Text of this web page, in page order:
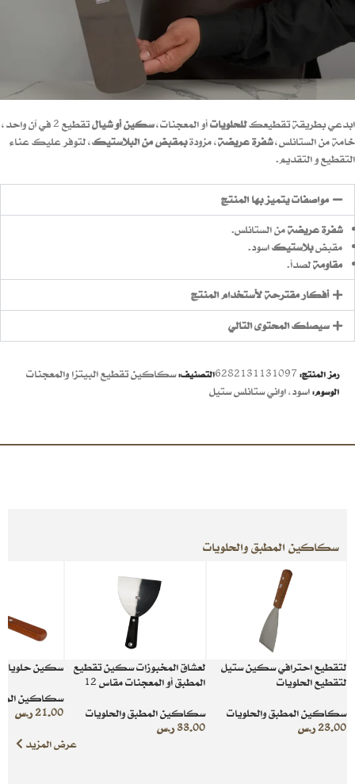
ابدعي بطريقة تقطيعكللحلوياتأو المعجنات،سكين أو شيال
تقطيع 2 في آن واحد،
خامة من الستانلس،شفرة عريضة، مزودةبمقبض من البلاستيك، لتوفر عليك عناء
التقطيع و التقديم.
مواصفات يتميز بها المنتج
شفرة عريضةمن الستانلس.
مقبضبلاستيكاسود.
مقاومةلصدأ.
أفكار مقترحة لأستخدام المنتج
سيصلك المحتوى التالي
رمز المنتج:6282131131097التصنيف:سكاكين تقطيع البيتزا والمعجنات
الوسوم:اسود,اواني ستانلس ستيل
سكاكين المطبق والحلويات
لتقطيع احترافي سكين ستيل
لتقطيع الحلويات
سكاكين المطبق والحلويات
23.00ر.س
لعشاق المخبوزات سكين تقطيع
المطبق أو المعجنات مقاس 12
سكاكين المطبق والحلويات
33.00 ر.س
سكين
سكاكين
21.00ر.س
عرض المزيد